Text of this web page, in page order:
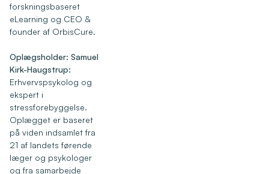
forskningsbaseret
eLearning og CEO &
founder af OrbisCure.
Oplægsholder: Samuel
Kirk-Haugstrup:
Erhvervspsykolog og
ekspert i
stressforebyggelse.
Oplægget er baseret
på viden indsamlet fra
21 af landets førende
læger og psykologer
og fra samarbejde